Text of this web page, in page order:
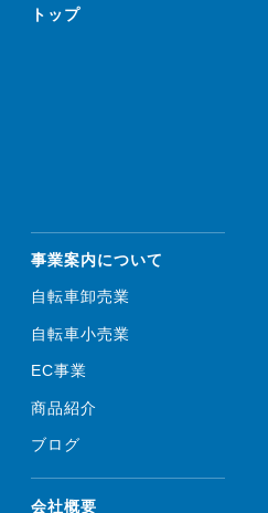
トップ
事業案内について
自転車卸売業
自転車小売業
EC事業
商品紹介
ブログ
会社概要